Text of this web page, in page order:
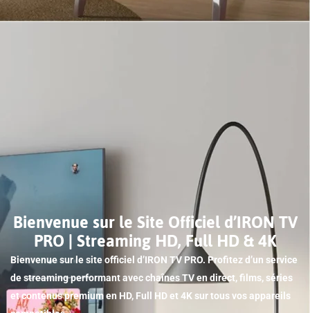
Bienvenue sur le Site Officiel d’IRON TV
PRO | Streaming HD, Full HD & 4K
Bienvenue sur le site officiel d’IRON TV PRO. Profitez d’un service
de streaming performant avec chaînes TV en direct, films, séries
et contenus premium en HD, Full HD et 4K sur tous vos appareils